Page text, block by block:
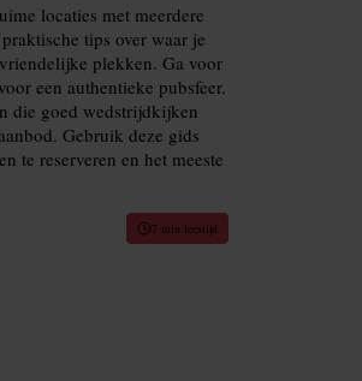
locaties met meerdere
tips over waar je
plekken. Ga voor
een authentieke pubsfeer.
die goed wedstrijdkijken
Gebruik deze gids
te reserveren en het meeste
7 min leestijd